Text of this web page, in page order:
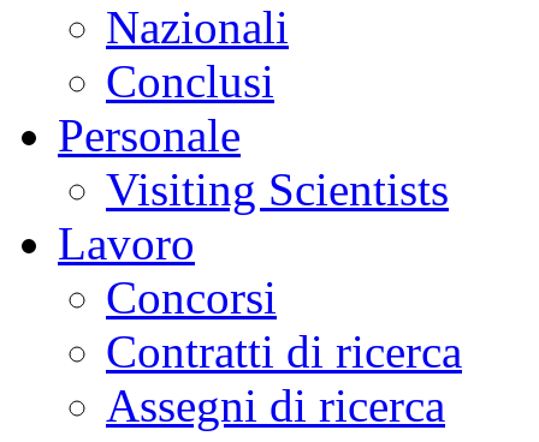
Nazionali
Conclusi
Personale
Visiting Scientists
Lavoro
Concorsi
Contratti di ricerca
Assegni di ricerca